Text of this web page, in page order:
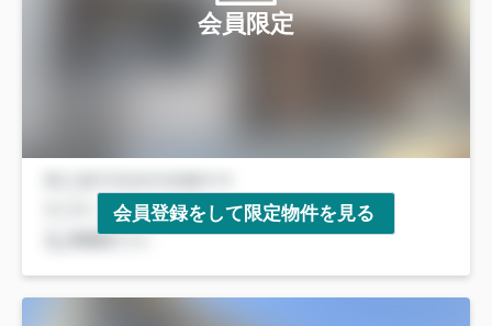
会員限定
会員登録をして限定物件を見る